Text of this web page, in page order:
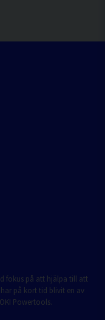
fokus på att hjälpa till att
på kort tid blivit en av
Powertools.